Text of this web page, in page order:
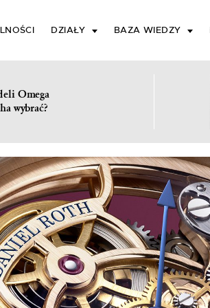
DZIAŁY BAZA WIEDZY
Omega
wybrać?